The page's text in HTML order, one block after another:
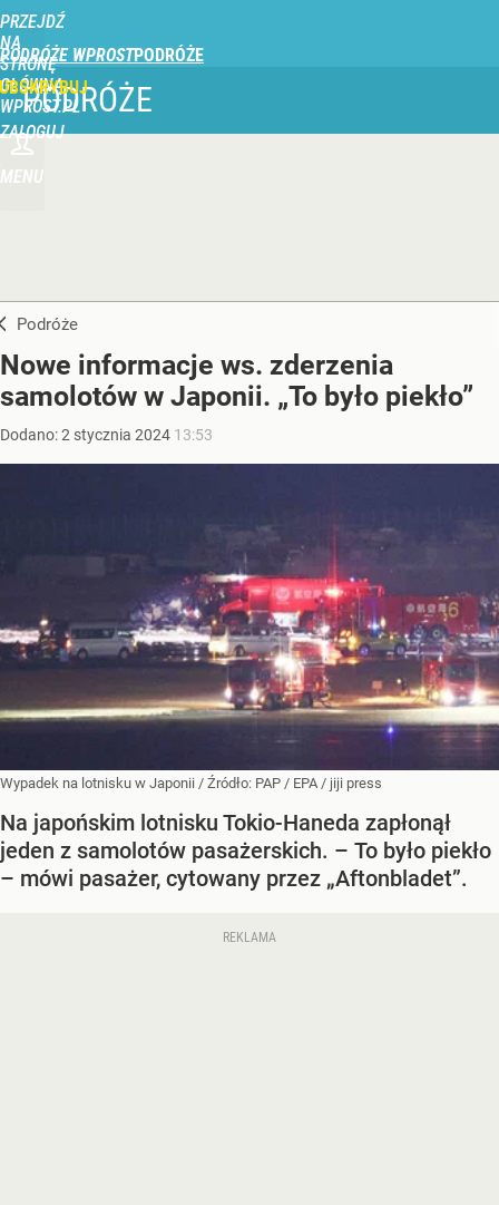
PRZEJDŹ
NA
STRONĘ
GŁÓWNĄ
WPROST.PL
PODRÓŻE WPROST
ZALOGUJ
MENU
PODRÓŻE
Podróże
Nowe informacje ws. zderzenia
samolotów w Japonii. „To było piekło”
Dodano:2 stycznia 2024 13:53
Wypadek na lotnisku w Japonii / Źródło: PAP / EPA / jiji press
Na japońskim lotnisku Tokio-Haneda zapłonął
jeden z samolotów pasażerskich. – To było piekło
– mówi pasażer, cytowany przez „Aftonbladet”.